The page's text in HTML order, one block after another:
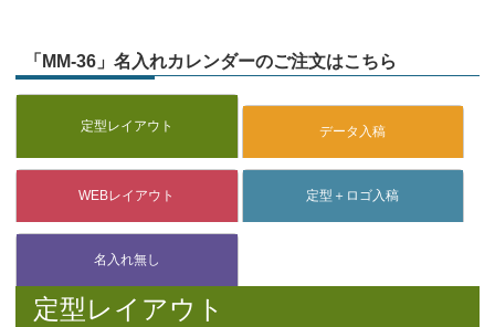
「MM-36」名入れカレンダーのご注文はこちら
定型レイアウト